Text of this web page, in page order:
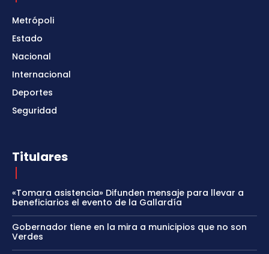
Metrópoli
Estado
Nacional
Internacional
Deportes
Seguridad
Titulares
«Tomara asistencia» Difunden mensaje para llevar a
beneficiarios el evento de la Gallardía
Gobernador tiene en la mira a municipios que no son
Verdes